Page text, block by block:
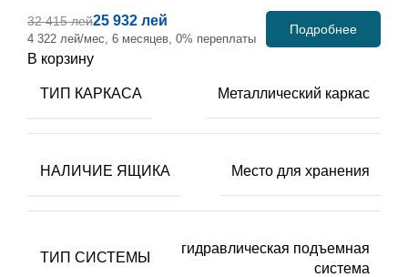
32 415 лей25 932 лей
4 322 лей/мес, 6 месяцев, 0% переплаты
Подробнее
В корзину
ТИП КАРКАСА Металлический каркас
НАЛИЧИЕ ЯЩИКА Место для хранения
ТИП СИСТЕМЫ
гидравлическая подъемная
система